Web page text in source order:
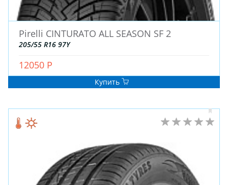
Pirelli CINTURATO ALL SEASON SF 2
205/55 R16 97Y
12050 Р
Купить